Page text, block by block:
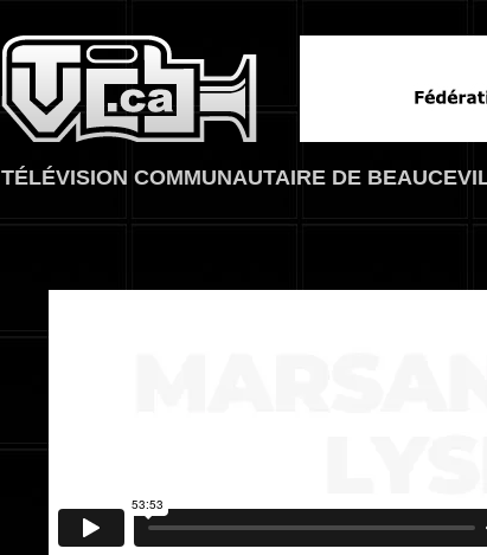
TVCB, Télévision
TÉLÉVISION COMMUNAUTAIRE DE